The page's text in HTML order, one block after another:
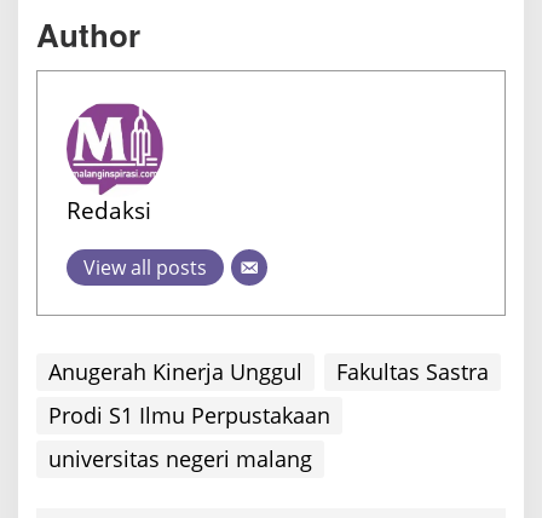
Author
Redaksi
View all posts
Anugerah Kinerja Unggul
Fakultas Sastra
Prodi S1 Ilmu Perpustakaan
universitas negeri malang